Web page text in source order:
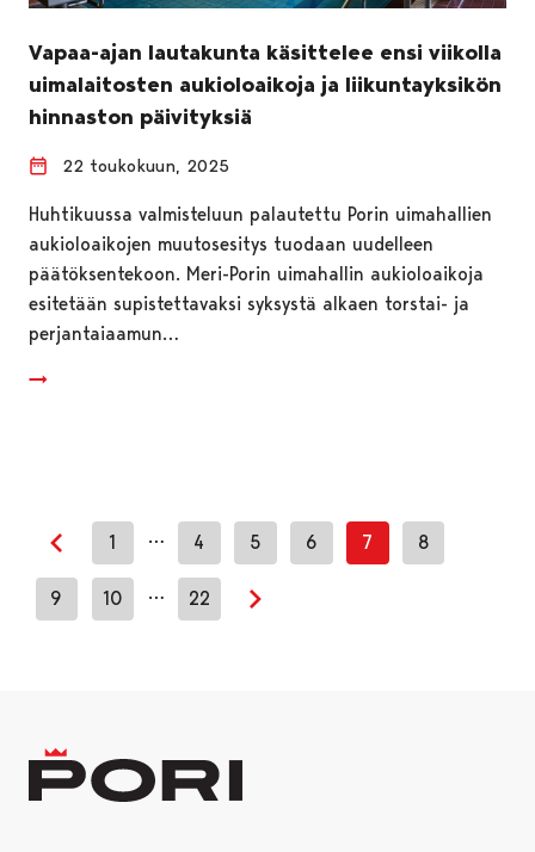
Vapaa-ajan lautakunta käsittelee ensi viikolla
uimalaitosten aukioloaikoja ja liikuntayksikön
hinnaston päivityksiä
22 toukokuun, 2025
Huhtikuussa valmisteluun palautettu Porin uimahallien
aukioloaikojen muutosesitys tuodaan uudelleen
päätöksentekoon. Meri-Porin uimahallin aukioloaikoja
esitetään supistettavaksi syksystä alkaen torstai- ja
perjantaiaamun…
Edellinen sivu
1 … 4 5 6 7 8
9 10 … 22
Seuraava sivu